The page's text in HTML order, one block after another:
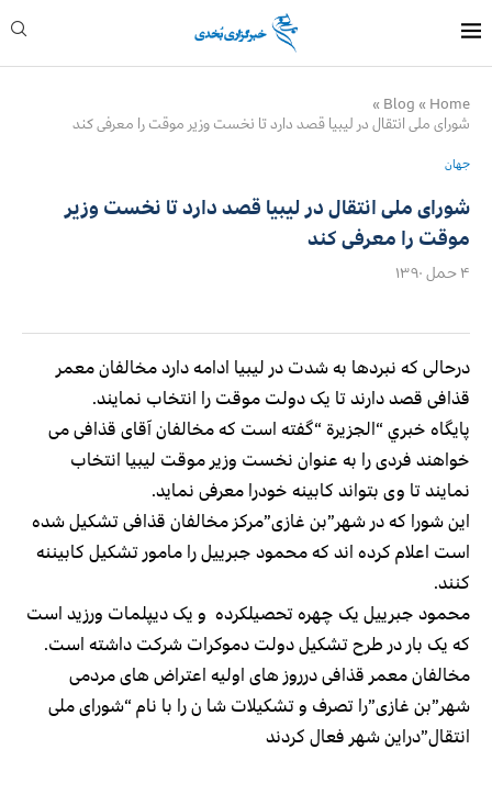
Home
»
Blog
»
شورای ملی انتقال در لیبیا قصد دارد تا نخست وزیر موقت را معرفی کند
جهان
شورای ملی انتقال در لیبیا قصد دارد تا نخست وزیر
موقت را معرفی کند
۴ حمل ۱۳۹۰
درحالی که نبردها به شدت در لیبیا ادامه دارد مخالفان معمر
قذافی قصد دارند تا یک دولت موقت را انتخاب نمایند.
پايگاه خبري “الجزيرة “گفته است که مخالفان آقای قذافی می
خواهند فردی را به عنوان نخست وزیر موقت لیبیا انتخاب
نمایند تا وی بتواند کابینه خودرا معرفی نماید.
این شورا که در شهر”بن غازی”مرکز مخالفان قذافی تشکیل شده
است اعلام کرده اند که محمود جبرییل را مامور تشکیل کابیننه
کنند.
محمود جبرییل یک چهره تحصیلکرده و یک دیپلمات ورزید است
که یک بار در طرح تشکیل دولت دموکرات شرکت داشته است.
مخالفان معمر قذافی درروز های اولیه اعتراض های مردمی
شهر”بن غازی”را تصرف و تشکیلات شا ن را با نام “شورای ملی
انتقال”دراین شهر فعال کردند